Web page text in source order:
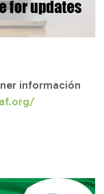
información